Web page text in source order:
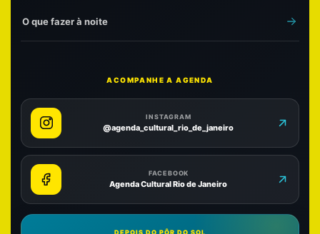
O que fazer à noite
ACOMPANHE A AGENDA
INSTAGRAM
@agenda_cultural_rio_de_janeiro
FACEBOOK
Agenda Cultural Rio de Janeiro
DEPOIS DO PÔR DO SOL